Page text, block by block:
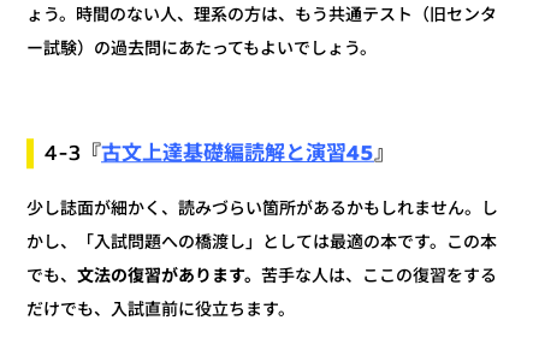
ょう。時間のない人、理系の方は、もう共通テスト（旧センタ
ー試験）の過去問にあたってもよいでしょう。
4-3『古文上達基礎編読解と演習45』
少し誌面が細かく、読みづらい箇所があるかもしれません。し
かし、「入試問題への橋渡し」としては最適の本です。この本
でも、文法の復習があります。苦手な人は、ここの復習をする
だけでも、入試直前に役立ちます。